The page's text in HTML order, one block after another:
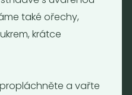
také ořechy,
krátce
a vařte